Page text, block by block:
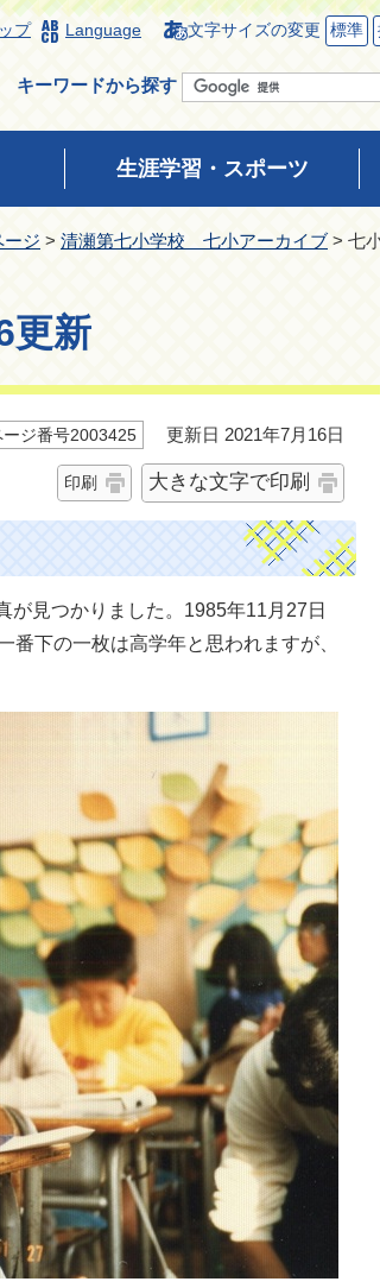
プ Language 文字サイズの変更 標準
キーワードから探す
生涯学習・スポーツ
ジ > 清瀬第七小学校 七小アーカイブ > 七
新
ージ番号2003425 更新日 2021年7月16日
印刷 大きな文字で印刷
が見つかりました。1985年11月27日
下の一枚は高学年と思われますが、